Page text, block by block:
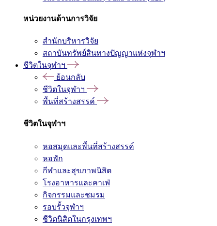
หน่วยงานด้านการวิจัย
สำนักบริหารวิจัย
สถาบันทรัพย์สินทางปัญญาแห่งจุฬาฯ
ชีวิตในจุฬาฯ
ย้อนกลับ
ชีวิตในจุฬาฯ
พื้นที่สร้างสรรค์
ชีวิตในจุฬาฯ
หอสมุดและพื้นที่สร้างสรรค์
หอพัก
กีฬาและสุขภาพนิสิต
โรงอาหารและคาเฟ่
กิจกรรมและชมรม
รอบรั้วจุฬาฯ
ชีวิตนิสิตในกรุงเทพฯ